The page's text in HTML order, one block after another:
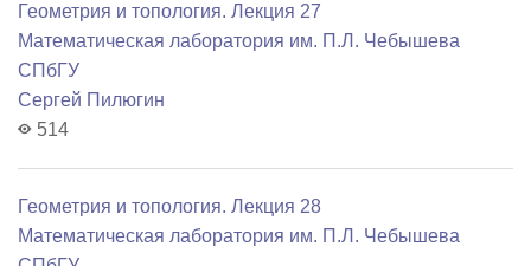
Геометрия и топология. Лекция 27
Математичеcкая лаборатория им. П.Л. Чебышева
СПбГУ
Сергей Пилюгин
514
Геометрия и топология. Лекция 28
Математичеcкая лаборатория им. П.Л. Чебышева